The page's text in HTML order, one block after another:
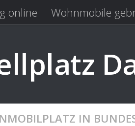
online Wohnmobile
IN